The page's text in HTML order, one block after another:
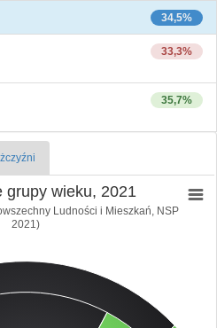
34,5%
33,3%
35,7%
grupy wieku, 2021
Ludności i Mieszkań, NSP
2021)